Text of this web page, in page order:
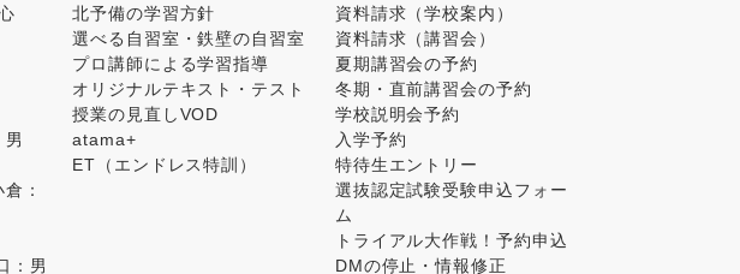
：
：男
北予備の学習方針
選べる自習室・鉄壁の自習室
プロ講師による学習指導
オリジナルテキスト・テスト
授業の見直しVOD
atama+
ET（エンドレス特訓）
資料請求（学校案内）
資料請求（講習会）
夏期講習会の予約
冬期・直前講習会の予約
学校説明会予約
入学予約
特待生エントリー
選抜認定試験受験申込フォー
ム
トライアル大作戦！予約申込
DMの停止・情報修正